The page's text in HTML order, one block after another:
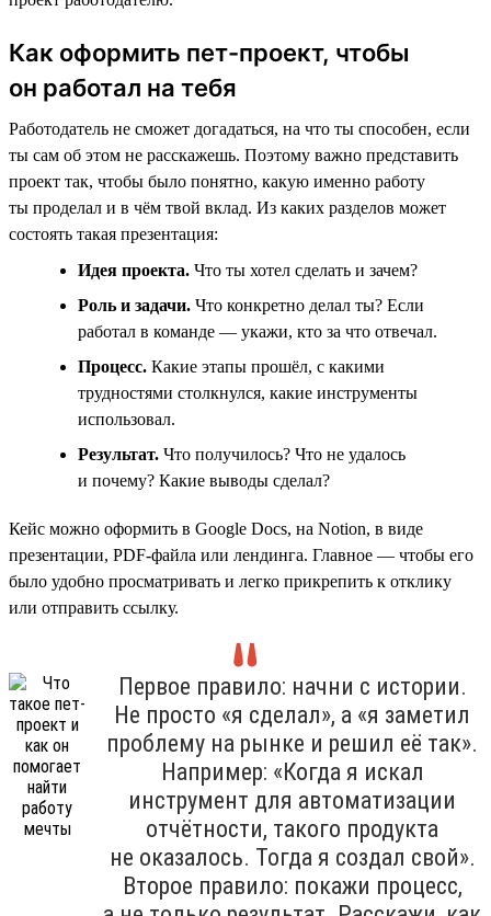
Как оформить пет-проект, чтобы
он работал на тебя
Работодатель не сможет догадаться, на что ты способен, если
ты сам об этом не расскажешь. Поэтому важно представить
проект так, чтобы было понятно, какую именно работу
ты проделал и в чём твой вклад. Из каких разделов может
состоять такая презентация:
Идея проекта. Что ты хотел сделать и зачем?
Роль и задачи. Что конкретно делал ты? Если
работал в команде — укажи, кто за что отвечал.
Процесс. Какие этапы прошёл, с какими
трудностями столкнулся, какие инструменты
использовал.
Результат. Что получилось? Что не удалось
и почему? Какие выводы сделал?
Кейс можно оформить в Google Docs, на Notion, в виде
презентации, PDF-файла или лендинга. Главное — чтобы его
было удобно просматривать и легко прикрепить к отклику
или отправить ссылку.
Первое правило: начни с истории.
Не просто «я сделал», а «я заметил
проблему на рынке и решил её так».
Например: «Когда я искал
инструмент для автоматизации
отчётности, такого продукта
не оказалось. Тогда я создал свой».
Второе правило: покажи процесс,